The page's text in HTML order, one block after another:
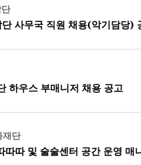
사무국 직원 채용(악기담당)
하우스 부매니저 채용 공고
재단
따따 및 술술센터 공간 운영 매